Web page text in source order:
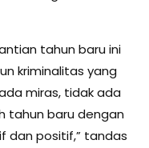
tahun baru ini
kriminalitas yang
miras, tidak ada
tahun baru dengan
dan positif,” tandas